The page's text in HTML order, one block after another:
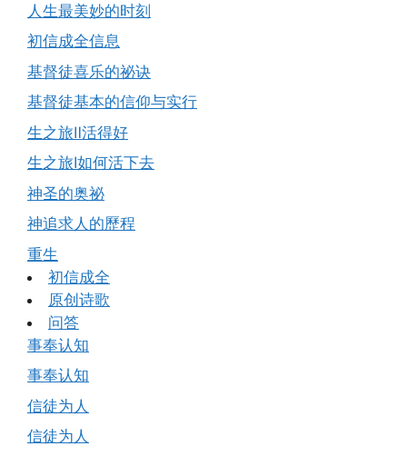
人生最美妙的时刻
初信成全信息
基督徒喜乐的祕诀
基督徒基本的信仰与实行
生之旅Ⅱ活得好
生之旅Ⅰ如何活下去
神圣的奥祕
神追求人的歷程
重生
初信成全
原创诗歌
问答
事奉认知
事奉认知
信徒为人
信徒为人